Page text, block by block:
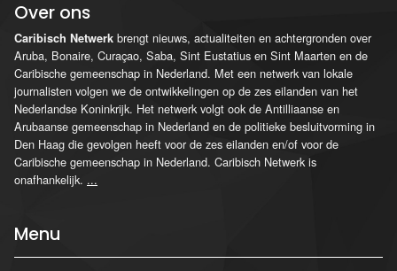
Over ons
Caribisch Netwerk brengt nieuws, actualiteiten en achtergronden over
Aruba, Bonaire, Curaçao, Saba, Sint Eustatius en Sint Maarten en de
Caribische gemeenschap in Nederland. Met een netwerk van lokale
journalisten volgen we de ontwikkelingen op de zes eilanden van het
Nederlandse Koninkrijk. Het netwerk volgt ook de Antilliaanse en
Arubaanse gemeenschap in Nederland en de politieke besluitvorming in
Den Haag die gevolgen heeft voor de zes eilanden en/of voor de
Caribische gemeenschap in Nederland. Caribisch Netwerk is
onafhankelijk. ...
Menu